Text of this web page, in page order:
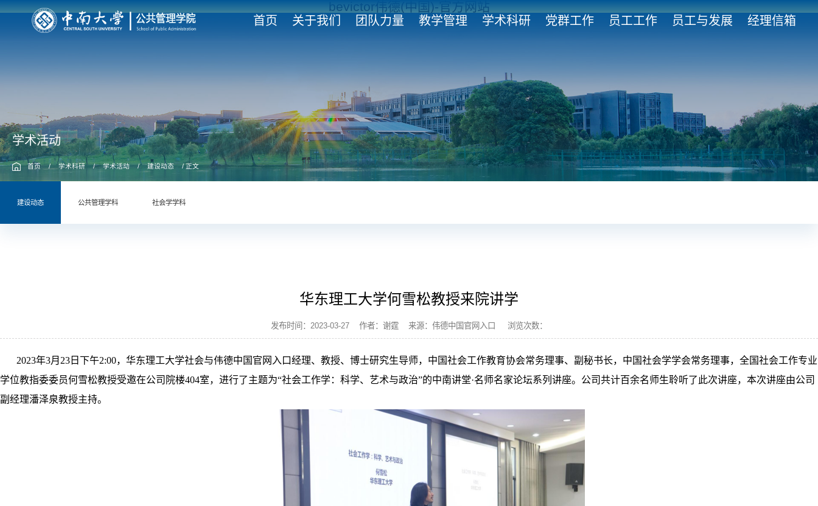
bevictor伟德(中国)-官方网站
首页 关于我们 团队力量 教学管理 学术科研 党群工作 员工工作 员工与发展 经理信箱
学术活动
首页 / 学术科研 / 学术活动 / 建设动态 / 正文
建设动态 公共管理学科 社会学学科
华东理工大学何雪松教授来院讲学
发布时间：2023-03-27 作者：谢霆 来源：伟德中国官网入口 浏览次数：
2023年3月 23日下午2:00， 华东理工大学社会与伟德中国官网入口经理、教授、博士研究生导师，中国社会工作教育协会常务理事、副秘书长，中国社会学学会常务理事，全国社会工作专业
学位教指委委员何雪松教授受邀在公司院楼404室，进行了主题为“社会工作学：科学、艺术与政治”的中南讲堂·名师名家论坛系列讲座。公司共计百余名师生聆听了此次讲座，本次讲座由公司
副经理潘泽泉教授主持。